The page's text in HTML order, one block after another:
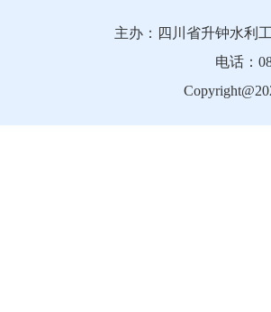
主办：四川省升钟水
电话：